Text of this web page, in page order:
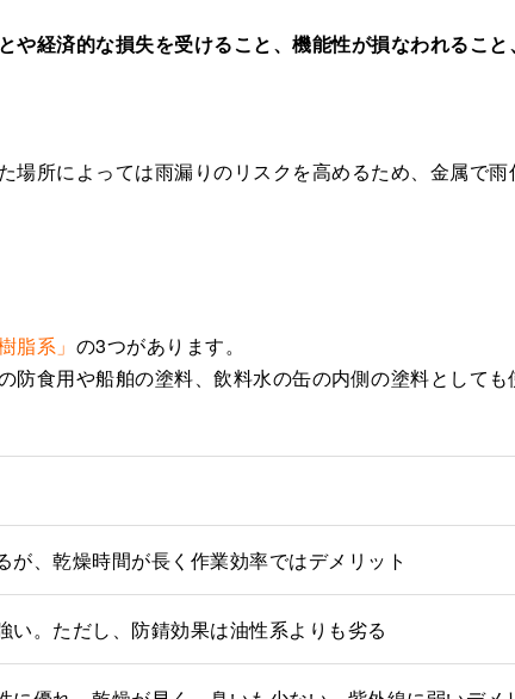
や経済的な損失を受けること、機能性が損なわれること
場所によっては雨漏りのリスクを高めるため、金属で雨
脂系」 の3つがあります。
防食用や船舶の塗料、飲料水の缶の内側の塗料としても
が、乾燥時間が長く作業効率ではデメリット
い。ただし、防錆効果は油性系よりも劣る